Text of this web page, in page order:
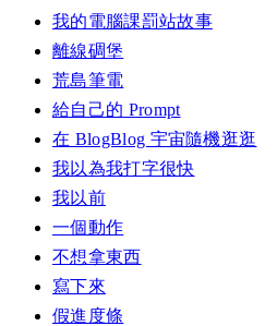
我的電腦課罰站故事
離線碉堡
荒島筆電
給自己的 Prompt
在 BlogBlog 宇宙隨機逛逛
我以為我打字很快
我以前
一個動作
不想拿東西
寫下來
假進度條